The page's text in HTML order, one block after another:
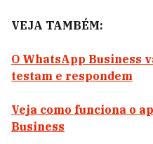
VEJA TAMBÉM:
O WhatsApp Business
testam e respondem
Veja como funciona o
Business